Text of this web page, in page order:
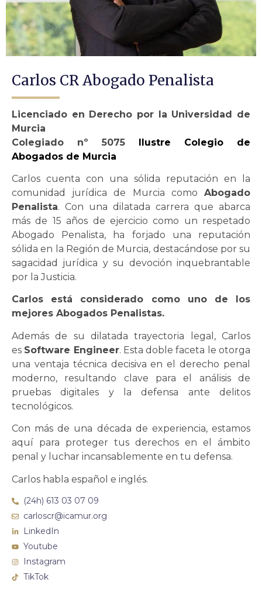
Carlos CR Abogado Penalista
Licenciado en Derecho por la Universidad de
Murcia
Colegiado nº 5075 Ilustre Colegio de
Abogados de Murcia
Carlos cuenta con una sólida reputación en la
comunidad jurídica de Murcia como Abogado
Penalista. Con una dilatada carrera que abarca
más de 15 años de ejercicio como un respetado
Abogado Penalista, ha forjado una reputación
sólida en la Región de Murcia, destacándose por su
sagacidad jurídica y su devoción inquebrantable
por la Justicia.
Carlos está considerado como uno de los
mejores Abogados Penalistas.
Además de su dilatada trayectoria legal, Carlos
es Software Engineer. Esta doble faceta le otorga
una ventaja técnica decisiva en el derecho penal
moderno, resultando clave para el análisis de
pruebas digitales y la defensa ante delitos
tecnológicos.
Con más de una década de experiencia, estamos
aquí para proteger tus derechos en el ámbito
penal y luchar incansablemente en tu defensa.
Carlos habla español e inglés.
(24h) 613 03 07 09
carloscr@icamur.org
LinkedIn
Youtube
Instagram
TikTok